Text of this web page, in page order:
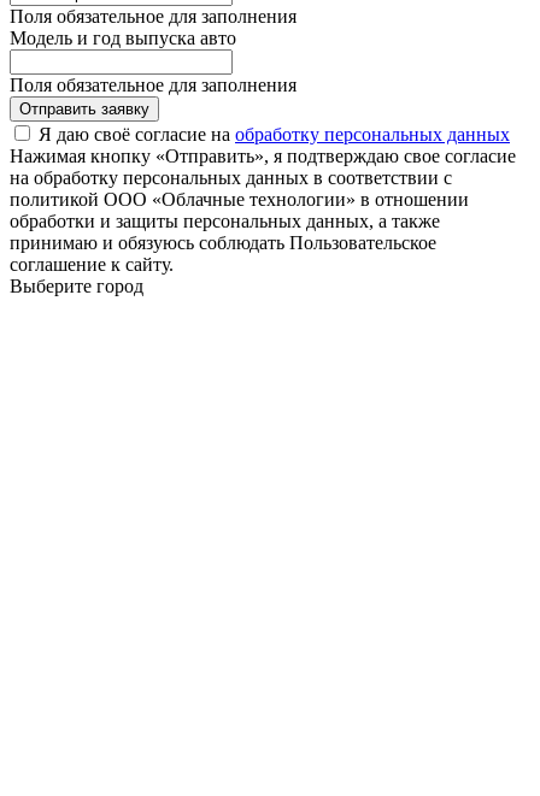
Поля обязательное для заполнения
Модель и год выпуска авто
Поля обязательное для заполнения
Отправить заявку
Я даю своё согласие на обработку персональных данных
Нажимая кнопку «Отправить», я подтверждаю свое согласие
на обработку персональных данных в соответствии с
политикой ООО «Облачные технологии» в отношении
обработки и защиты персональных данных, а также
принимаю и обязуюсь соблюдать Пользовательское
соглашение к сайту.
Выберите город